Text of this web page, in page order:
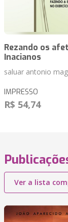
Rezando os
Inacianos
saluar antonio
IMPRESSO
R$ 54,74
Ver a lista